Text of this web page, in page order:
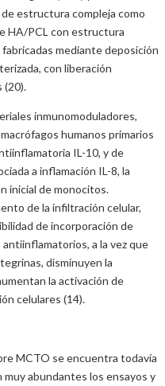
estructura compleja como
HA/PCL con estructura
mediante deposición
con liberación
(20).
inmunomoduladores,
humanos primarios
IL-10, y de
a inflamación IL-8, la
inicial de monocitos.
de la infiltración celular,
de incorporación de
a la vez que
disminuyen la
la activación de
celulares (14).
MCTO se encuentra todavía
muy abundantes los ensayos y